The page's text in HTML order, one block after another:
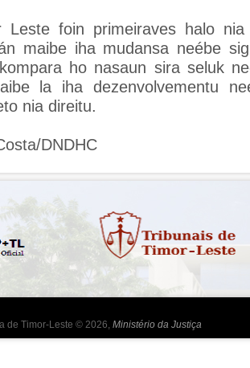
Leste foin primeiraves halo
maibe iha mudansa neébe
ho nasaun sira seluk
la iha dezenvolvementu
nia direitu.
DNDHC
de Timor-Leste © 2026, Ministério da Justiça